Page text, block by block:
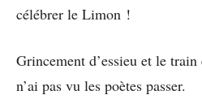
célébrer le Limon !
Grincement d’essieu et le
n’ai pas vu les poètes passer.